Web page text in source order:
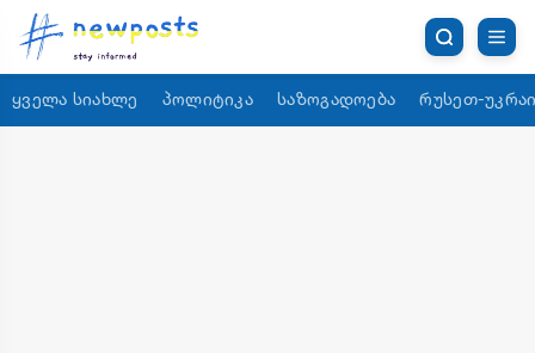
ყველა სიახლე პოლიტიკა საზოგადოება რუსეთ-